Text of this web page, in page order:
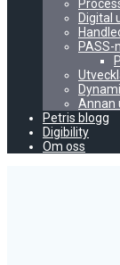
Digital
PASS-
Annan
Petris blogg
Digibility
Om oss